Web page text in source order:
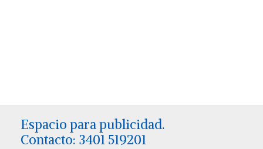
Espacio para publicidad.
Contacto: 3401 519201